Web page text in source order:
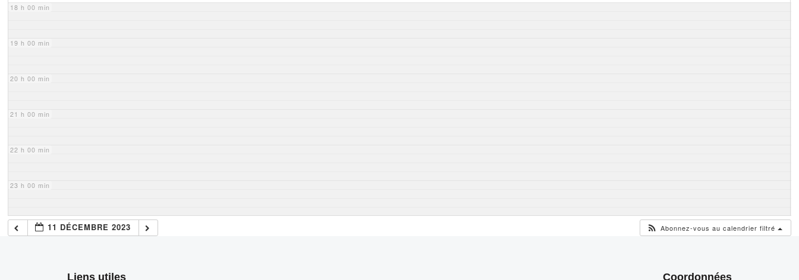
18 h 00 min
19 h 00 min
20 h 00 min
21 h 00 min
22 h 00 min
23 h 00 min
11 DÉCEMBRE 2023 Abonnez-vous au calendrier filtré
Liens utiles Coordonnées